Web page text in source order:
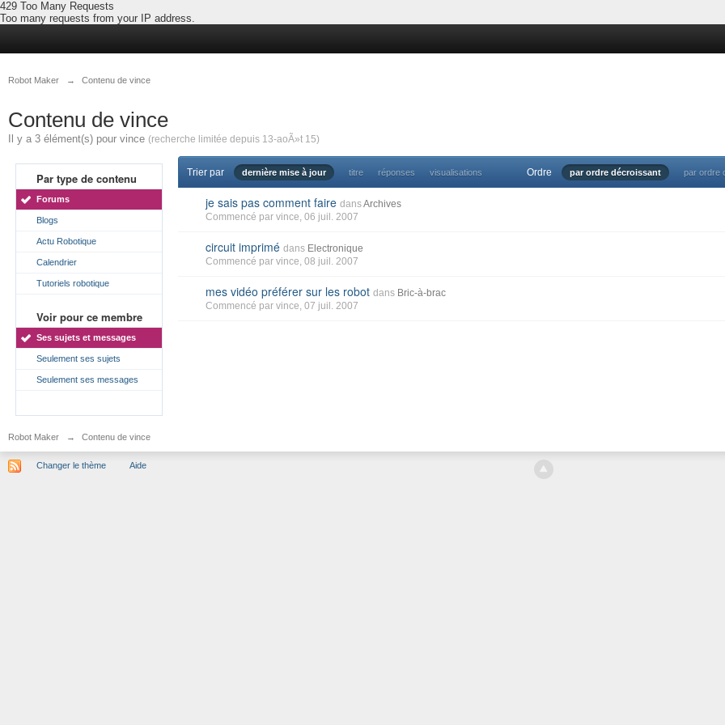
429 Too Many Requests
Too many requests from your IP address.
Robot Maker → Contenu de vince
Contenu de vince
Il y a 3 élément(s) pour vince (recherche limitée depuis 13-aoÃ»t 15)
Par type de contenu
Forums
Blogs
Actu Robotique
Calendrier
Tutoriels robotique
Voir pour ce membre
Ses sujets et messages
Seulement ses sujets
Seulement ses messages
Trier par dernière mise à jour titre réponses visualisations Ordre par ordre décroissant par ordre
je sais pas comment faire dansArchives
Commencé par vince, 06 juil. 2007
circuit imprimé dans Electronique
Commencé par vince, 08 juil. 2007
mes vidéo préférer sur les robot dans Bric-à-brac
Commencé par vince, 07 juil. 2007
Robot Maker → Contenu de vince
Changer le thème Aide